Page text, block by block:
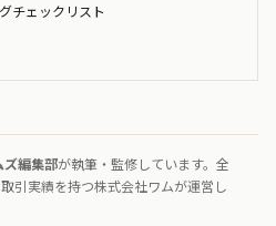
チェックリスト
ズ編集部が執筆・監修しています。全
引実績を持つ株式会社ワムが運営し